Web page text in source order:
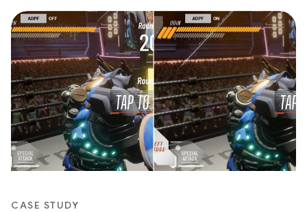
能を備えた新しいレンダリング システムが導入されました。
Godot 4 レンダラは、Vulkan などの最新のグラフィック API 向け
に設計されています。 Godot
CASE STUDY